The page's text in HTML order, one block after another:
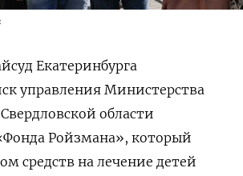
Екатеринбурга
управления Министерства
области
Ройзмана», который
средств на лечение детей